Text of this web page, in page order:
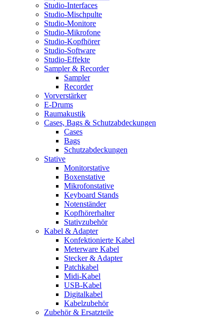
Studio-Interfaces
Studio-Mischpulte
Studio-Monitore
Studio-Mikrofone
Studio-Kopfhörer
Studio-Software
Studio-Effekte
Sampler & Recorder
Sampler
Recorder
Vorverstärker
E-Drums
Raumakustik
Cases, Bags & Schutzabdeckungen
Cases
Bags
Schutzabdeckungen
Stative
Monitorstative
Boxenstative
Mikrofonstative
Keyboard Stands
Notenständer
Kopfhörerhalter
Stativzubehör
Kabel & Adapter
Konfektionierte Kabel
Meterware Kabel
Stecker & Adapter
Patchkabel
Midi-Kabel
USB-Kabel
Digitalkabel
Kabelzubehör
Zubehör & Ersatzteile